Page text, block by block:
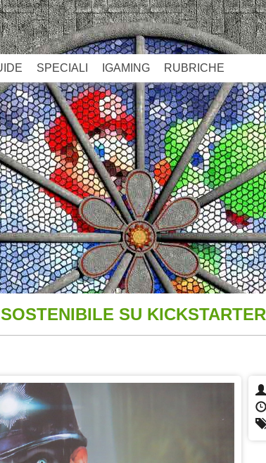
SPECIALI IGAMING RUBRICHE
SU KICKSTARTER